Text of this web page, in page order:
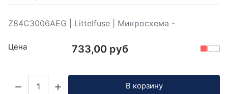
Z84C3006AEG | Littelfuse | Микросхема -
Цена 733,00 руб
В корзину